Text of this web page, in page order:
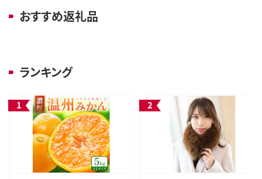
おすすめ返礼品
ランキング